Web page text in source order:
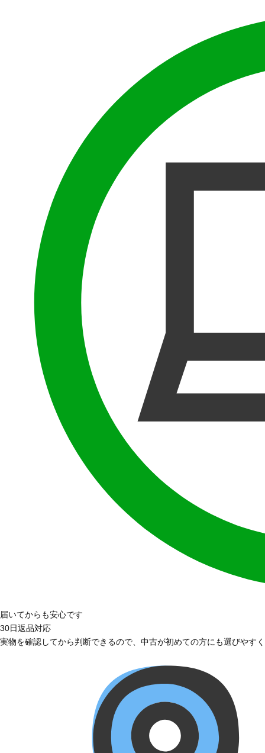
届いてからも安心です
30日返品対応
実物を確認してから判断できるので、中古が初めての方にも選びやす